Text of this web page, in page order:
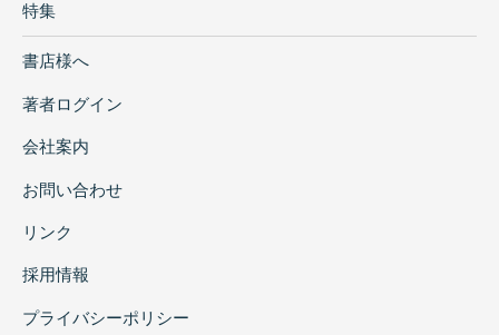
特集
書店様へ
著者ログイン
会社案内
お問い合わせ
リンク
採用情報
プライバシーポリシー